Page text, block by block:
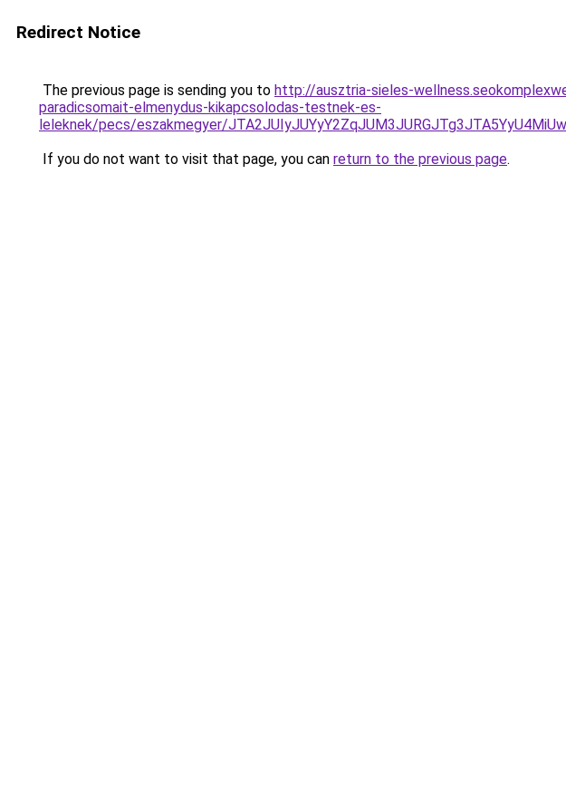
Redirect Notice
The previous page is sending you to http://ausztria-sieles-
paradicsomait-elmenydus-kikapcsolodas-testnek-es-
leleknek/pecs/eszakmegyer/
If you do not want to visit that page, you can return to the previous page.